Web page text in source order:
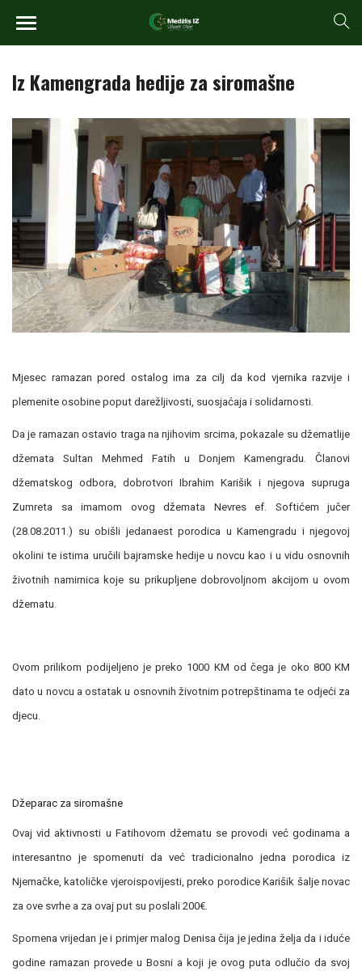
Iz Kamengrada hedije za siromašne
Mjesec ramazan pored ostalog ima za cilj da kod vjernika razvije i
plemenite osobine poput darežljivosti, suosjaćaja i solidarnosti.
Da je ramazan ostavio traga na njihovim srcima, pokazale su džematlije
džemata Sultan Mehmed Fatih u Donjem Kamengradu. Članovi
džematskog odbora, dobrotvori Ibrahim Karišik i njegova supruga
Zumreta sa imamom ovog džemata Nevres ef. Softićem jučer
(28.08.2011.) su obišli jedanaest porodica u Kamengradu i njegovoj
okolini te istima uručili bajramske hedije u novcu kao i u vidu osnovnih
životnih namirnica koje su prikupljene dobrovoljnom akcijom u ovom
džematu.
Ovom prilikom podijeljeno je preko 1000 KM od čega je oko 800 KM
dato u novcu a ostatak u osnovnih životnim potrepštinama te odjeći za
djecu.
Džeparac za siromašne
Ovaj vid aktivnosti u Fatihovom džematu se provodi već godinama a
interesantno je spomenuti da već tradicionalno jedna porodica iz
Njemačke, katoličke vjeroispovijesti, preko porodice Karišik šalje novac
za ove svrhe a za ovaj put su poslali 200€.
Spomena vrijedan je i primjer malog Denisa čija je jedina želja da i iduće
godine ramazan provede u Bosni a koji je ovog puta odlučio da svoj